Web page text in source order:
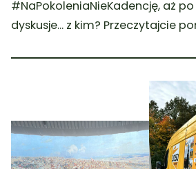
#NaPokoleniaNieKadencję, aż
dyskusje… z kim? Przeczytajcie